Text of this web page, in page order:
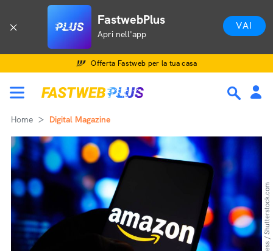
FastwebPlus
Apri nell'app
VAI
Offerta Fastweb per la tua casa
Home Digital Magazine
rafapress / Shutterstock.com